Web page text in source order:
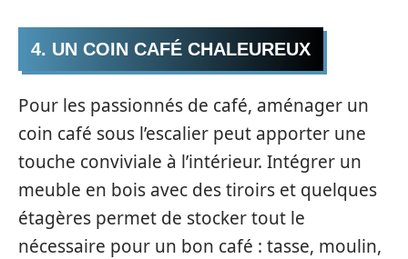
4. UN COIN CAFÉ CHALEUREUX
Pour les passionnés de café, aménager un
coin café sous l’escalier peut apporter une
touche conviviale à l’intérieur. Intégrer un
meuble en bois avec des tiroirs et quelques
étagères permet de stocker tout le
nécessaire pour un bon café : tasse, moulin,